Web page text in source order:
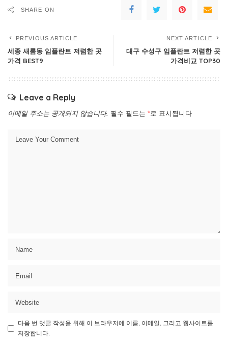
SHARE ON
PREVIOUS ARTICLE
세종 새롬동 임플란트 저렴한 곳
가격 BEST9
NEXT ARTICLE
대구 수성구 임플란트 저렴한 곳
가격비교 TOP30
Leave a Reply
이메일 주소는 공개되지 않습니다. 필수 필드는 *로 표시됩니다
다음 번 댓글 작성을 위해 이 브라우저에 이름, 이메일, 그리고 웹사이트를
저장합니다.